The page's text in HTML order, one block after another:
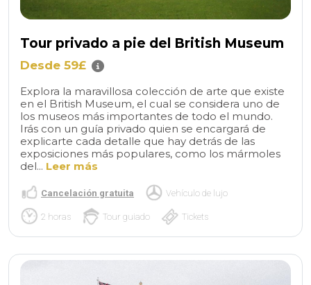
Tour privado a pie del British Museum
Desde 59£
Explora la maravillosa colección de arte que existe
en el British Museum, el cual se considera uno de
los museos más importantes de todo el mundo.
Irás con un guía privado quien se encargará de
explicarte cada detalle que hay detrás de las
exposiciones más populares, como los mármoles
del... Leer más
Cancelación gratuita Vehículo de lujo
2 horas Tour guiado Tickets